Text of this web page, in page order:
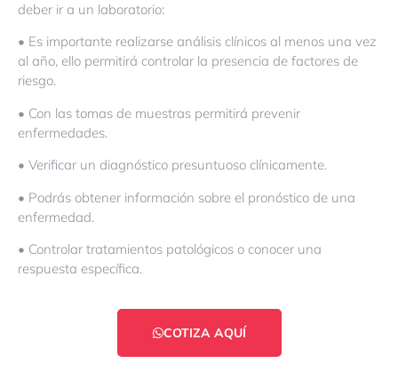
deber ir a un laboratorio:
• Es importante realizarse análisis clínicos al menos una vez
al año, ello permitirá controlar la presencia de factores de
riesgo.
• Con las tomas de muestras permitirá prevenir
enfermedades.
• Verificar un diagnóstico presuntuoso clínicamente.
• Podrás obtener información sobre el pronóstico de una
enfermedad.
• Controlar tratamientos patológicos o conocer una
respuesta específica.
COTIZA AQUÍ